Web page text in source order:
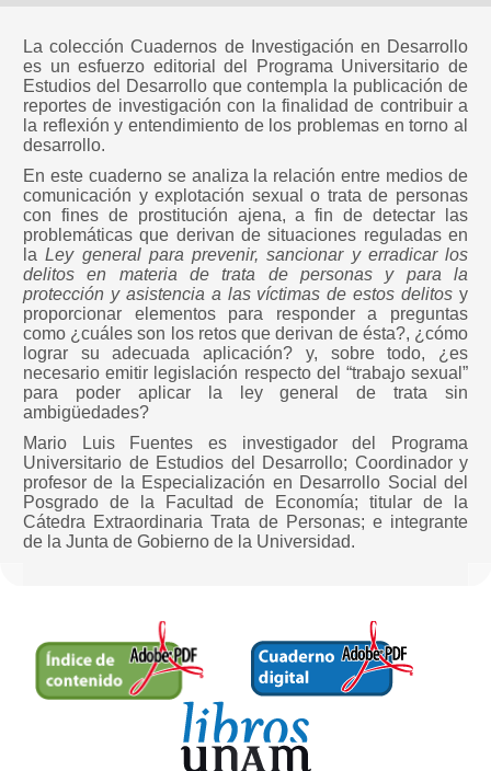
La colección Cuadernos de Investigación en Desarrollo
es un esfuerzo editorial del Programa Universitario de
Estudios del Desarrollo que contempla la publicación de
reportes de investigación con la finalidad de contribuir a
la reflexión y entendimiento de los problemas en torno al
desarrollo.
En este cuaderno se analiza la relación entre medios de
comunicación y explotación sexual o trata de personas
con fines de prostitución ajena, a fin de detectar las
problemáticas que derivan de situaciones reguladas en
laLey general para prevenir, sancionar y erradicar los
delitos en materia de trata de personas y para la
protección y asistencia a las víctimas de estos delitos y
proporcionar elementos para responder a preguntas
como ¿cuáles son los retos que derivan de ésta?, ¿cómo
lograr su adecuada aplicación? y, sobre todo, ¿es
necesario emitir legislación respecto del “trabajo sexual”
para poder aplicar la ley general de trata sin
ambigüedades?
Mario Luis Fuentes es investigador del Programa
Universitario de Estudios del Desarrollo; Coordinador y
profesor de la Especialización en Desarrollo Social del
Posgrado de la Facultad de Economía; titular de la
Cátedra Extraordinaria Trata de Personas; e integrante
de la Junta de Gobierno de la Universidad.